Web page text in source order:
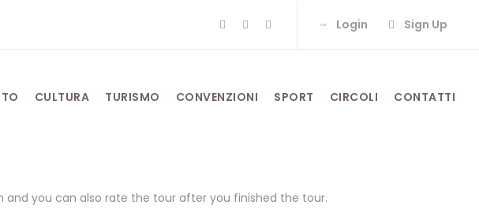
Login Sign Up
CULTURA TURISMO CONVENZIONI SPORT CIRCOLI CONTATTI
you can also rate the tour after you finished the tour.